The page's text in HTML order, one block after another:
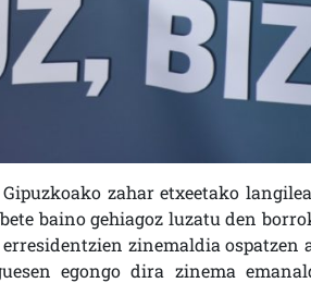
zahar etxeetako
baino gehiagoz luzatu den
zinemaldia ospatzen
egongo dira zinema